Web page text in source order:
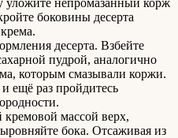
уложите непромазанный корж
боковины десерта
десерта. Взбейте
пудрой, аналогично
которым смазывали коржи.
ещё раз пройдитесь
массой верх,
бока. Отсаживая из